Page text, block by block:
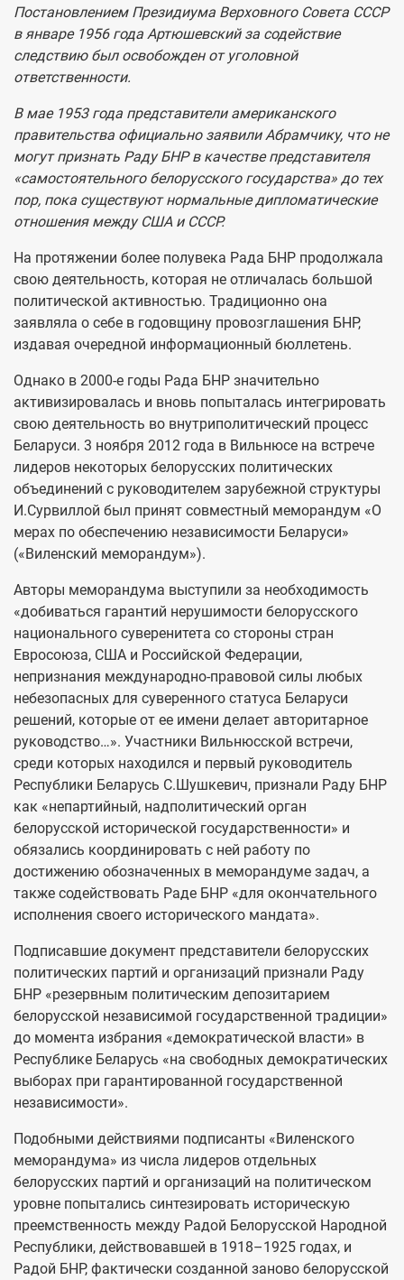
Постановлением Президиума Верховного Совета СССР
в январе 1956 года Артюшевский за содействие
следствию был освобожден от уголовной
ответственности.
В мае 1953 года представители американского
правительства официально заявили Абрамчику, что не
могут признать Раду БНР в качестве представителя
«самостоятельного белорусского государства» до тех
пор, пока существуют нормальные дипломатические
отношения между США и СССР.
На протяжении более полувека Рада БНР продолжала
свою деятельность, которая не отличалась большой
политической активностью. Традиционно она
заявляла о себе в годовщину провозглашения БНР,
издавая очередной информационный бюллетень.
Однако в 2000-е годы Рада БНР значительно
активизировалась и вновь попыталась интегрировать
свою деятельность во внутриполитический процесс
Беларуси. 3 ноября 2012 года в Вильнюсе на встрече
лидеров некоторых белорусских политических
объединений с руководителем зарубежной структуры
И.Сурвиллой был принят совместный меморандум «О
мерах по обеспечению независимости Беларуси»
(«Виленский меморандум»).
Авторы меморандума выступили за необходимость
«добиваться гарантий нерушимости белорусского
национального суверенитета со стороны стран
Евросоюза, США и Российской Федерации,
непризнания международно-правовой силы любых
небезопасных для суверенного статуса Беларуси
решений, которые от ее имени делает авторитарное
руководство…». Участники Вильнюсской встречи,
среди которых находился и первый руководитель
Республики Беларусь С.Шушкевич, признали Раду БНР
как «непартийный, надполитический орган
белорусской исторической государственности» и
обязались координировать с ней работу по
достижению обозначенных в меморандуме задач, а
также содействовать Раде БНР «для окончательного
исполнения своего исторического мандата».
Подписавшие документ представители белорусских
политических партий и организаций признали Раду
БНР «резервным политическим депозитарием
белорусской независимой государственной традиции»
до момента избрания «демократической власти» в
Республике Беларусь «на свободных демократических
выборах при гарантированной государственной
независимости».
Подобными действиями подписанты «Виленского
меморандума» из числа лидеров отдельных
белорусских партий и организаций на политическом
уровне попытались синтезировать историческую
преемственность между Радой Белорусской Народной
Республики, действовавшей в 1918–1925 годах, и
Радой БНР, фактически созданной заново белорусской